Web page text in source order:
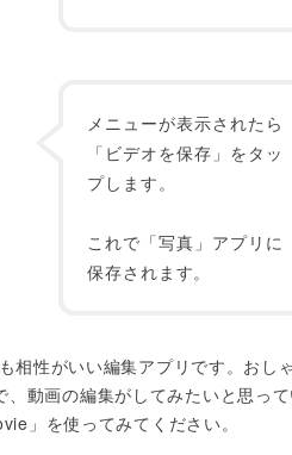
メニューが表示されたら
「ビデオを保存」をタッ
プします。
これで「写真」アプリに
保存されます。
相性がいい編集アプリです。おし
、動画の編集がしてみたいと思っ
」を使ってみてください。